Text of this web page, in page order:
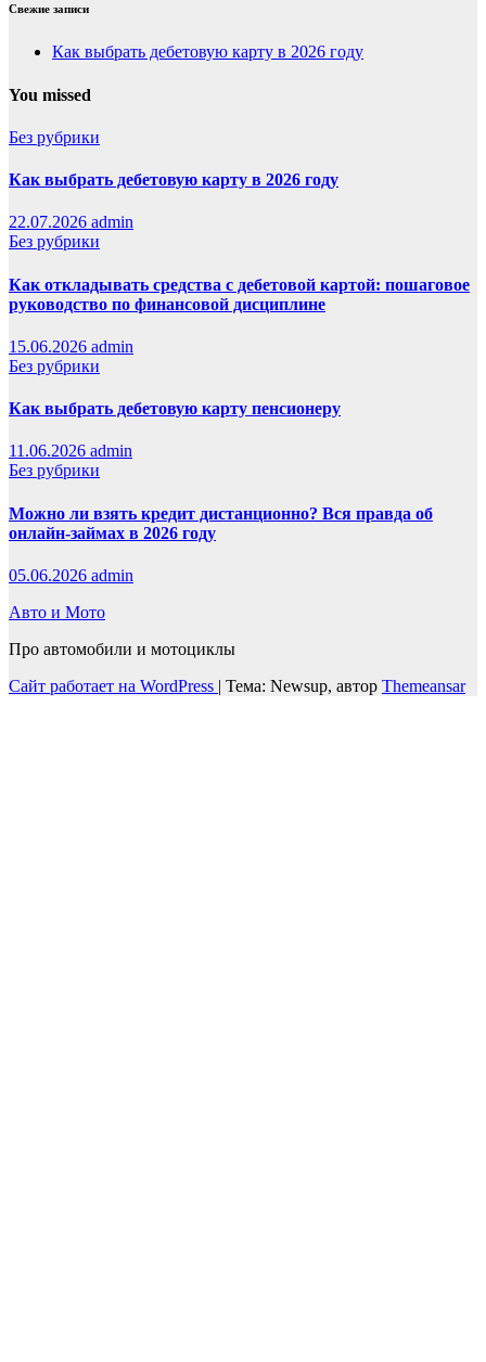
Свежие записи
Как выбрать дебетовую карту в 2026 году
You missed
Без рубрики
Как выбрать дебетовую карту в 2026 году
22.07.2026 admin
Без рубрики
Как откладывать средства с дебетовой картой: пошаговое
руководство по финансовой дисциплине
15.06.2026 admin
Без рубрики
Как выбрать дебетовую карту пенсионеру
11.06.2026 admin
Без рубрики
Можно ли взять кредит дистанционно? Вся правда об
онлайн-займах в 2026 году
05.06.2026 admin
Авто и Мото
Про автомобили и мотоциклы
Сайт работает на WordPress | Тема: Newsup, автор Themeansar